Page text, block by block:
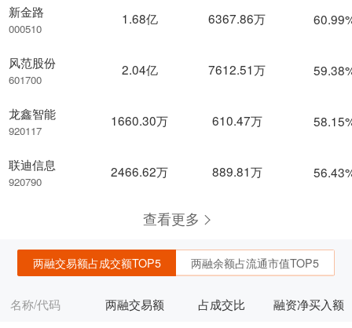
新金路
000510
风范股份
601700
龙鑫智能
920117
联迪信息
920790
1.68亿 6367.86万
2.04亿 7612.51万
1660.30万 610.47万
2466.62万 889.81万
查看更多
两融交易额占成交额TOP5 两融余额占流通市值TOP5
名称/代码 两融交易额 占成交比 融资净买入额